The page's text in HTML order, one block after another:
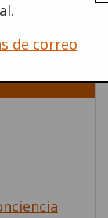
de correo